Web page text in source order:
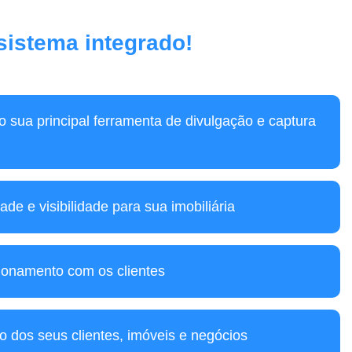
integrado!
sua principal ferramenta de divulgação e captura
e visibilidade para sua imobiliária
com os clientes
dos seus clientes, imóveis e negócios